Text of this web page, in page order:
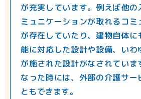
が充実しています。例えば他の
ミュニケーションが取れるコミ
が存在していたり、建物自体に
能に対応した設計や設備、いわ
が施された設計がなされていま
なった時には、外部の介護サー
ともできます。